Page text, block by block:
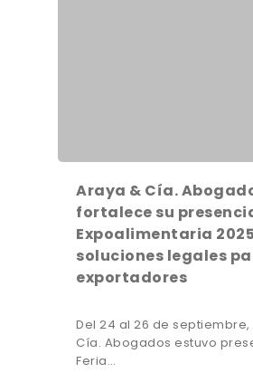
Araya & Cía.
fortalece su
Expoalimentaria
soluciones legales
exportadores
Del 24 al 26 de septiembre,
Cía. Abogados estuvo
Feria…